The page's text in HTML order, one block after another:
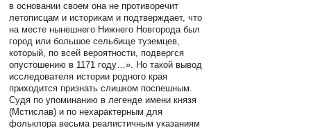
в основании своем она не противоречит
летописцам и историкам и подтверждает, что
на месте нынешнего Нижнего Новгорода был
город или большое сельбище туземцев,
который, по всей вероятности, подвергся
опустошению в 1171 году…». Но такой вывод
исследователя истории родного края
приходится признать слишком поспешным.
Судя по упоминанию в легенде имени князя
(Мстислав) и по нехарактерным для
фольклора весьма реалистичным указаниям